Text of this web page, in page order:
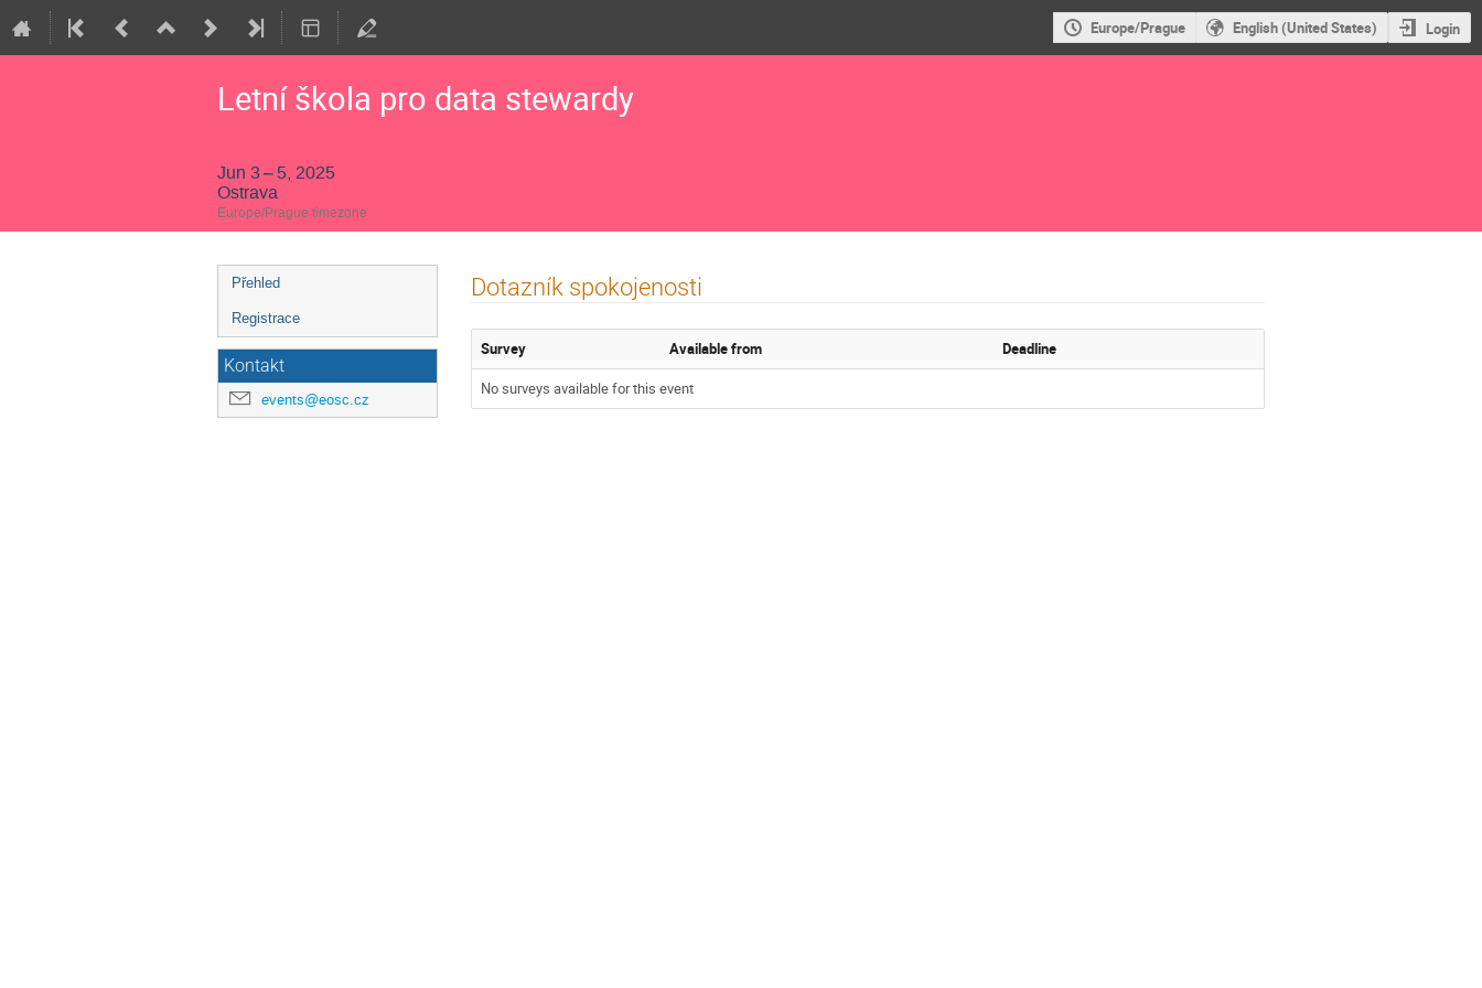
Europe/Prague English (United States) Login
Letní škola pro data stewardy
Jun 3 – 5, 2025
Ostrava
Europe/Prague timezone
Event
menu
Přehled
Registrace
Kontakt
events@eosc.cz
Dotazník spokojenosti
Survey Available from
Deadline
No surveys available for this event